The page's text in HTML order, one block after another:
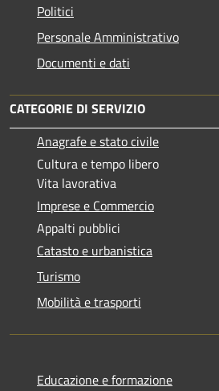
Politici
Personale Amministrativo
Documenti e dati
CATEGORIE DI SERVIZIO
Anagrafe e stato civile
Cultura e tempo libero
Vita lavorativa
Imprese e Commercio
Appalti pubblici
Catasto e urbanistica
Turismo
Mobilità e trasporti
Educazione e formazione